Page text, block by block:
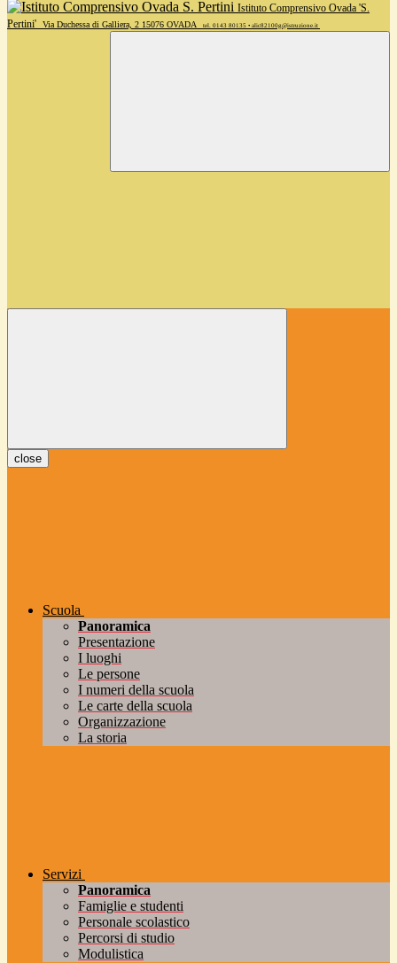
Istituto Comprensivo Ovada 'S.
Pertini'
Via Duchessa di Galliera, 2 15076 OVADA tel. 0143 80135 • alic82100g@istruzione.it
close
Scuola
Panoramica
Presentazione
I luoghi
Le persone
I numeri della scuola
Le carte della scuola
Organizzazione
La storia
Servizi
Panoramica
Famiglie e studenti
Personale scolastico
Percorsi di studio
Modulistica